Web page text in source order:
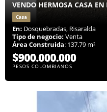
VENDO HERMOSA CASA
Casa
En: Dosquebradas, Risaralda
Tipo de negocio: Venta
Área Construida: 137.79 m²
$900.000.000
PESOS COLOMBIANOS